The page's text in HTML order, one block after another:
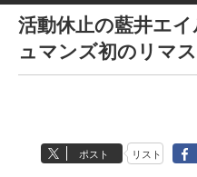
活動休止の藍井エ
ュマンズ初のリマ
ポスト リスト